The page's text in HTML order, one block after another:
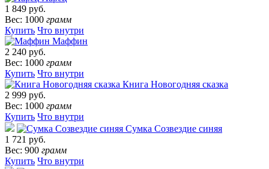
1 849 руб.
Вес: 1000 грамм
Купить Что внутри
Маффин
2 240 руб.
Вес: 1000 грамм
Купить Что внутри
Книга Новогодняя сказка
2 999 руб.
Вес: 1000 грамм
Купить Что внутри
Сумка Созвездие синяя
1 721 руб.
Вес: 900 грамм
Купить Что внутри